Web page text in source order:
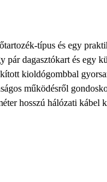
típus és egy
pár dagasztókart és egy
kioldógombbal
működésről
hosszú hálózati kábel